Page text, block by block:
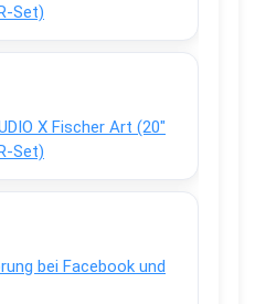
Set)
X Fischer Art (20″
Set)
bei Facebook und